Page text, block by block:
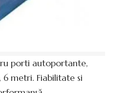
porti autoportante,
6 metri. Fiabilitate si